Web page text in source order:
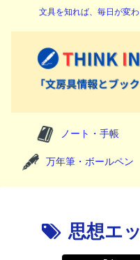
文具を知れば、毎日が変
ノート・手帳
万年筆・ボールペン
思想エ